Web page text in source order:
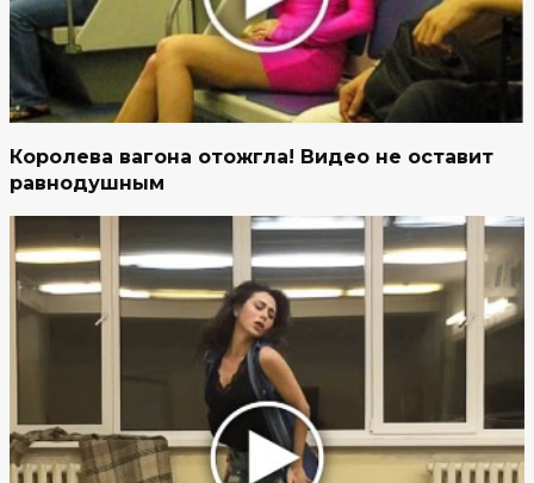
Королева вагона отожгла! Видео не оставит
равнодушным